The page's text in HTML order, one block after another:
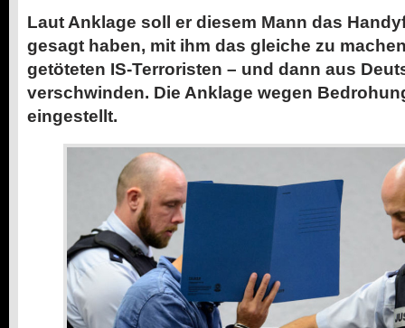
Laut Anklage soll er diesem Mann das
gesagt haben, mit ihm das gleiche zu
getöteten IS-Terroristen – und dann aus
verschwinden. Die Anklage wegen
eingestellt.